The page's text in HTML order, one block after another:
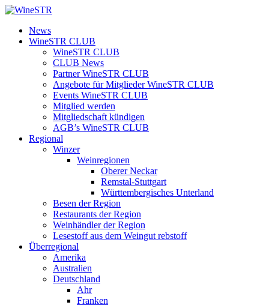
Zum
springen
WineSTR
News
WineSTR CLUB
WineSTR CLUB
CLUB News
Partner WineSTR CLUB
Angebote für Mitglieder WineSTR CLUB
Events WineSTR CLUB
Mitglied werden
Mitgliedschaft kündigen
AGB’s WineSTR CLUB
Regional
Winzer
Weinregionen
Oberer Neckar
Remstal-Stuttgart
Württembergisches Unterland
Besen der Region
Restaurants der Region
Weinhändler der Region
Lesestoff aus dem Weingut rebstoff
Überregional
Amerika
Australien
Deutschland
Ahr
Franken